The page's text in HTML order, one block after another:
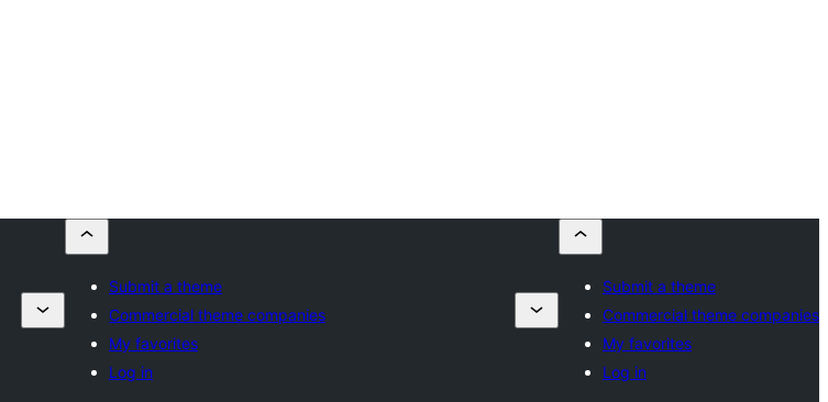
Submit a theme
Commercial theme companies
My favorites
Log in
Submit a theme
Commercial theme companies
My favorites
Log in